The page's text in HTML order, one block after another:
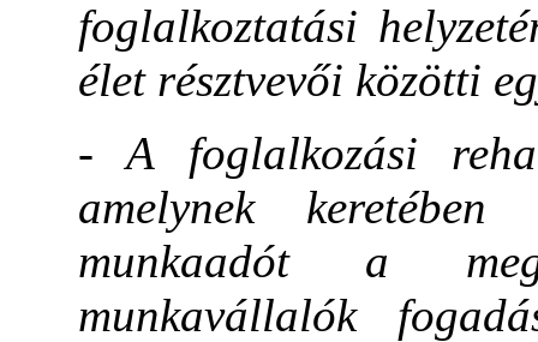
foglalkoztatási
élet résztvevői közötti
- A foglalkozási
amelynek
munkaadót a
munkavállalók